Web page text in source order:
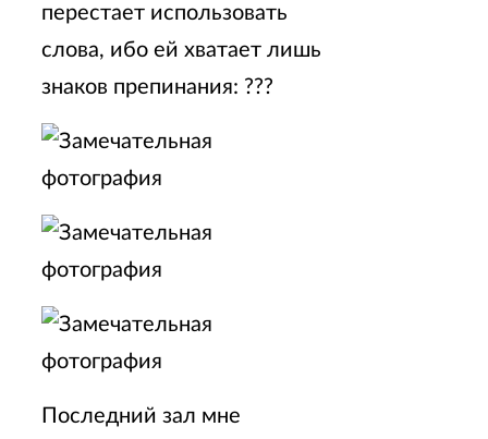
перестает использовать
слова, ибо ей хватает лишь
знаков препинания: ???
Последний зал мне